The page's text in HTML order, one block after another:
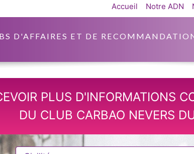
D'AFFAIRES ET DE
Accueil Notre ADN
PLUS D'INFORMATIONS
DU CLUB CARBAO NEVERS